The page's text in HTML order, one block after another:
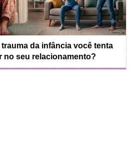
trauma da infância você tenta
no seu relacionamento?